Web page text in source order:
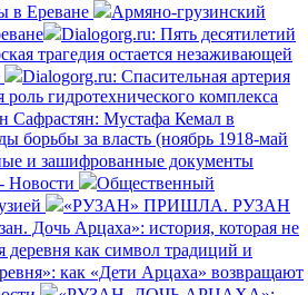
в Ереване
Армяно-грузинский
Dialogorg.ru: Пять десятилетий
трагедия остается незаживающей
Dialogorg.ru: Спасительная артерия
гидротехнического комплекса
Сафрастян: Мустафа Кемал в
борьбы за власть (ноябрь 1918-май
и зашифрованные документы
Новости
Общественный
«РУЗАН» ПРИШЛА. РУЗАН
Дочь Арцаха»: история, которая не
деревня как символ традиций и
как «Дети Арцаха» возвращают